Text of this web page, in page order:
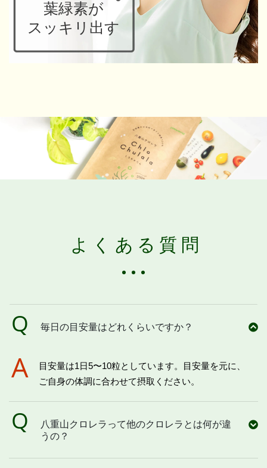
葉緑素が
スッキリ出す
よくある質問
毎日の目安量はどれくらいですか？
目安量は1日5〜10粒としています。目安量を元に、
ご自身の体調に合わせて摂取ください。
八重山クロレラって他のクロレラとは何が違
うの？